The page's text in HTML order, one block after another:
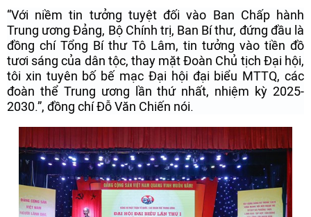
“Với niềm tin tưởng tuyệt đối vào Ban Chấp hành
Trung ương Đảng, Bộ Chính trị, Ban Bí thư, đứng đầu là
đồng chí Tổng Bí thư Tô Lâm, tin tưởng vào tiền đồ
tươi sáng của dân tộc, thay mặt Đoàn Chủ tịch Đại hội,
tôi xin tuyên bố bế mạc Đại hội đại biểu MTTQ, các
đoàn thể Trung ương lần thứ nhất, nhiệm kỳ 2025-
2030.”, đồng chí Đỗ Văn Chiến nói.